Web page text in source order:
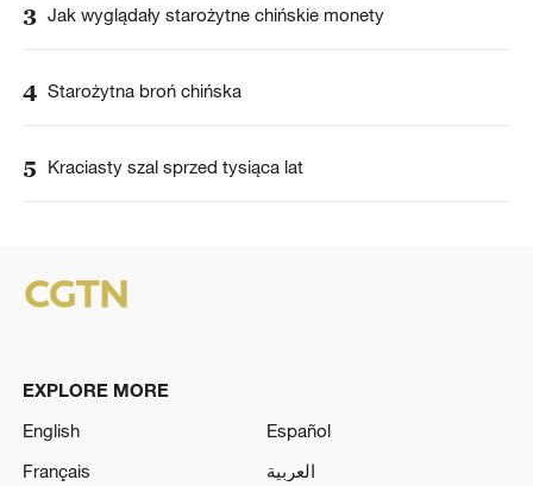
3 Jak wyglądały starożytne chińskie monety
4 Starożytna broń chińska
5 Kraciasty szal sprzed tysiąca lat
EXPLORE MORE
English
Español
Français
العربية